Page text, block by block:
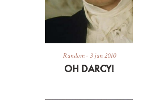
Random-3 jan 2010
OH DARCY!